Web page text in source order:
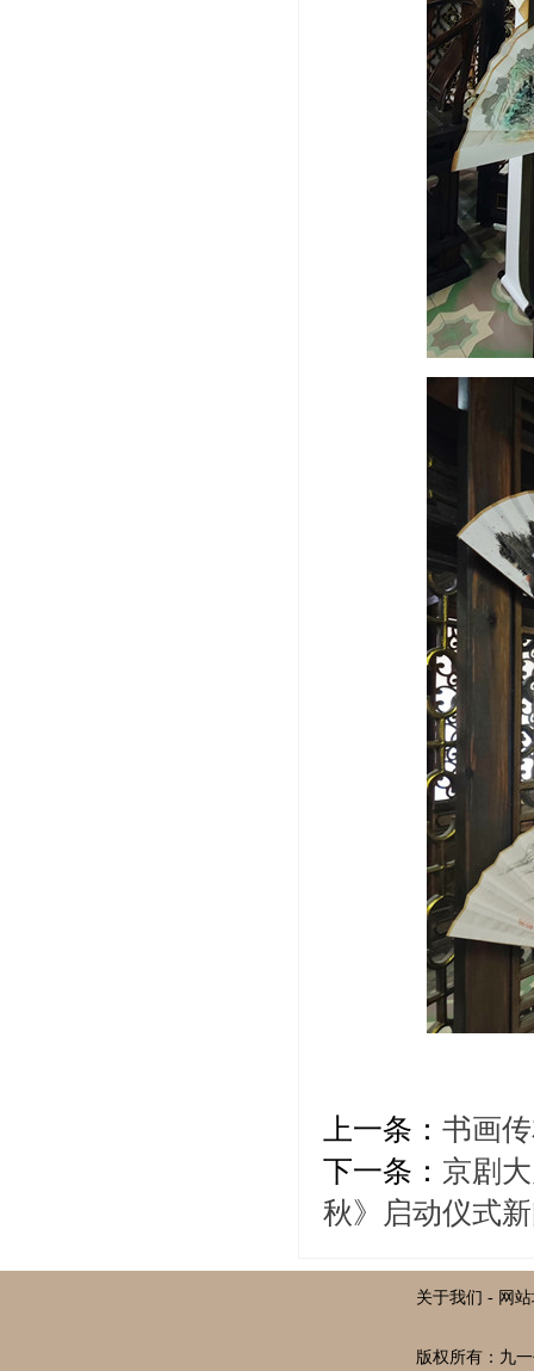
上一条： 书画
下一条： 京剧
秋》启动仪式
关于我们 - 网
版权所有：九